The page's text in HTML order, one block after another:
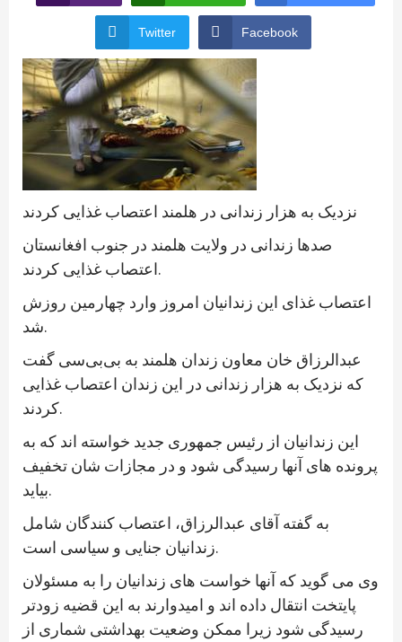
Twitter Facebook
نزدیک به هزار زندانی در هلمند اعتصاب غذایی کردند
صدها زندانی در ولایت هلمند در جنوب افغانستان
اعتصاب غذایی کردند.
اعتصاب غذای این زندانیان امروز وارد چهارمین روزش
شد.
عبدالرزاق خان معاون زندان هلمند به بی‌بی‌سی گفت
که نزدیک به هزار زندانی در این زندان اعتصاب غذایی
کردند.
این زندانیان از رئیس جمهوری جدید خواسته اند که به
پرونده های آنها رسیدگی شود و در مجازات شان تخفیف
بیاید.
به گفته آقای عبدالرزاق، اعتصاب کنندگان شامل
زندانیان جنایی و سیاسی است.
وی می گوید که آنها خواست های زندانیان را به مسئولان
پایتخت انتقال داده اند و امیدوارند به این قضیه زودتر
رسیدگی شود زیرا ممکن وضعیت بهداشتی شماری از